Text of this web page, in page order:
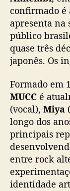
confirmado é
apresenta na
público
quase três
japonês. Os
Formado em
MUCC é
(vocal), Miya
longo dos
principais
entre rock
identidade